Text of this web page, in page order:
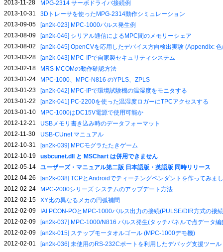
2013-11-28
MPG-2314 サーボドライバ接続例
2013-10-31
3Dトレーサを使ったMPG-2314動作シミュレーション
2013-09-05
[an2k-023] MPC-1000パルス発生例
2013-08-09
[an2k-046] シリアル通信によるMPC間のメモリーシェア
2013-08-02
[an2k-045] OpenCVを応用したデバイス方向検出実験 (Appendix:
2013-03-28
[an2k-043] MPC-IPで自家製セキュリティシステム
2013-02-18
MRS-MCOMの動作確認方法
2013-01-24
MPC-1000、MPC-N816 のYPLS、ZPLS
2013-01-23
[an2k-042] MPC-IPで環境試験機の温湿度をモニタする
2013-01-22
[an2k-041] PC-2200を使った温湿度ロガーにTPCアクセスする
2013-01-10
MPC-1000はDC15V電源で使用可能か
2012-12-21
USBメモリ書き込み時のデータフォーマット
2012-11-30
USB-CUnet マニュアル
2012-10-31
[an2k-039] MPCモグラたたきゲーム
2012-10-19
usbcunet.dll と MSChart は併用できません
2012-05-14
ユーザーズ・マニュアル第二版 日本語版・英語版 同時リリース
2012-04-26
[an2k-038] TCPとAndroidでティーチングペンダントを作ってみま
2012-02-24
MPC-2000シリーズ システムのアップデート方法
2012-02-15
XY比の異なるメカの円弧補間
2012-02-09
IAI PCON-POとMPC-1000パルス出力の接続(PULSE/DIR方式の接
2012-02-09
[an2k-037] MPC-1000/N816 パルス発生(タッチパネルで点データ
2012-02-09
[an2k-015] ステップモータオルゴール (MPC-1000デモ機)
2012-02-01
[an2k-036] 未使用のRS-232Cポートを利用したデバッグ支援ツール